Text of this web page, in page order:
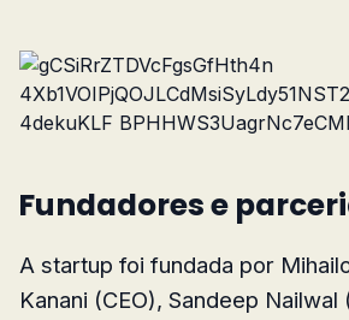
Fundadores e
A startup foi fundada por
Kanani (CEO), Sandeep Nailwal